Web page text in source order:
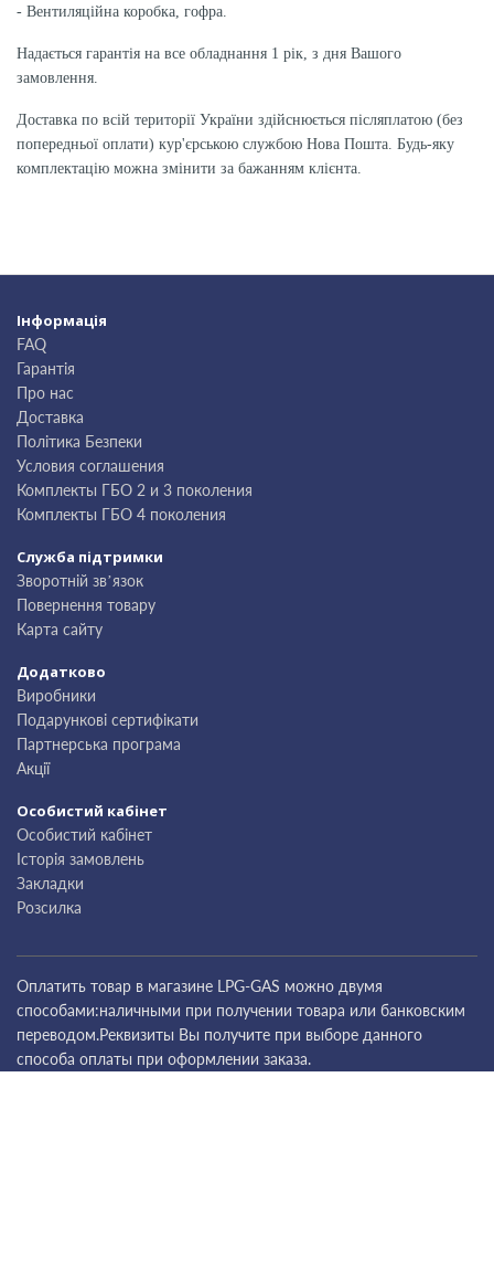
- Вентиляційна коробка, гофра.
Надається гарантія на все обладнання 1 рік, з дня Вашого
замовлення.
Доставка по всій території України здійснюється післяплатою (без
попередньої оплати) кур'єрською службою Нова Пошта. Будь-яку
комплектацію можна змінити за бажанням клієнта.
Інформація
FAQ
Гарантія
Про нас
Доставка
Політика Безпеки
Условия соглашения
Комплекты ГБО 2 и 3 поколения
Комплекты ГБО 4 поколения
Служба підтримки
Зворотній зв’язок
Повернення товару
Карта сайту
Додатково
Виробники
Подарункові сертифікати
Партнерська програма
Акції
Особистий кабінет
Особистий кабінет
Історія замовлень
Закладки
Розсилка
Оплатить товар в магазине LPG-GAS можно двумя
способами:наличными при получении товара или банковским
переводом.Реквизиты Вы получите при выборе данного
способа оплаты при оформлении заказа.